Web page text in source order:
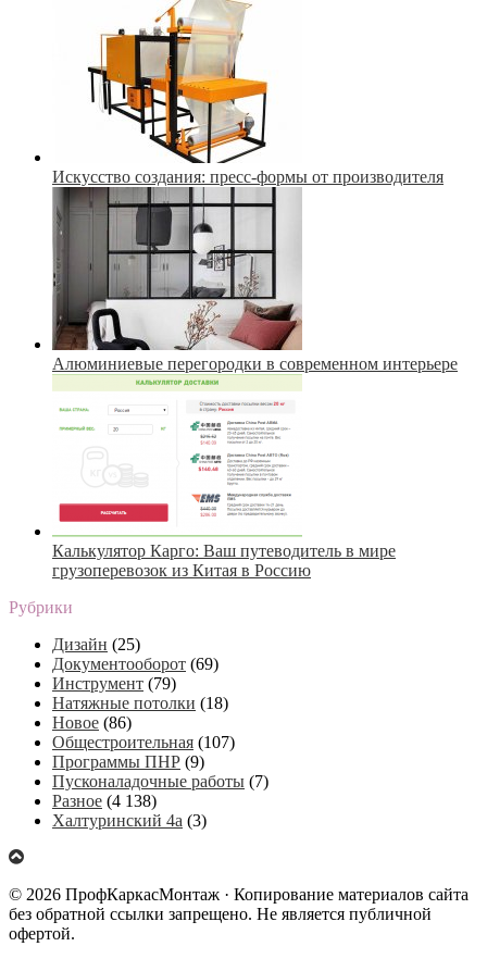
Искусство создания: пресс-формы от производителя
Алюминиевые перегородки в современном интерьере
Калькулятор Карго: Ваш путеводитель в мире
грузоперевозок из Китая в Россию
Рубрики
Дизайн (25)
Документооборот (69)
Инструмент (79)
Натяжные потолки (18)
Новое (86)
Общестроительная (107)
Программы ПНР (9)
Пусконаладочные работы (7)
Разное (4 138)
Халтуринский 4а (3)
© 2026 ПрофКаркасМонтаж · Копирование материалов сайта
без обратной ссылки запрещено. Не является публичной
офертой.